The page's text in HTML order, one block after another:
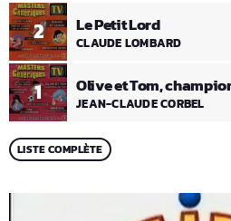
1 Olive et Tom,
JEAN-CLAUDE CORBEL
2 Le Petit Lord
CLAUDE LOMBARD
LISTE COMPLÈTE